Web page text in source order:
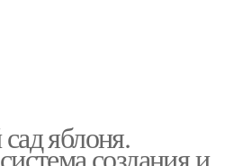
яблоня.